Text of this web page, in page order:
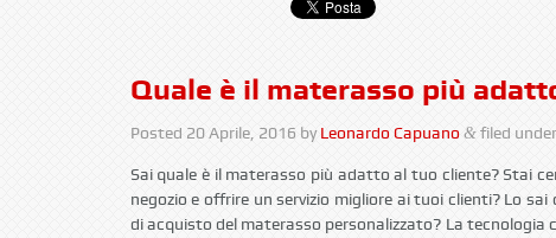
Quale è il materasso più
Posted 20 Aprile, 2016 byLeonardo Capuano &filed under
Sai quale è il materasso più adatto al tuo cliente? Stai
negozio e offrire un servizio migliore ai tuoi clienti? Lo sai
di acquisto del materasso personalizzato? La tecnologia